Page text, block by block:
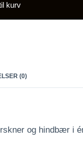
kurv
(0)
og hindbær i